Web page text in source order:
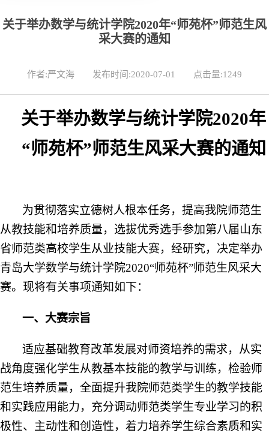
关于举办数学与统计学院2020年“师苑杯”师范生风
采大赛的通知
作者:严文海 发布时间:2020-07-01 点击量:1249
关于举办数学与统计学院2020年
“师苑杯”师范生风采大赛的通知
为贯彻落实立德树人根本任务， 提高我院师范生
从教技能和培养质量， 选拔优秀选手参加第八届山东
省师范类高校学生从业技能大赛，经研究，决定举办
青岛大学数学与统计学院2020“师苑杯”师范生风采大
赛。现将有关事项通知如下：
一、大赛宗旨
适应基础教育改革发展对师资培养的需求，从实
战角度强化学生从教基本技能的教学与训练，检验师
范生培养质量，全面提升我院师范类学生的教学技能
和实践应用能力，充分调动师范类学生专业学习的积
极性、主动性和创造性，着力培养学生综合素质和实